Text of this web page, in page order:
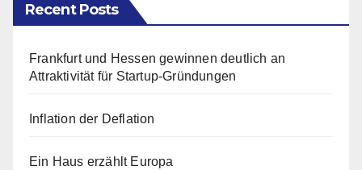
Recent Posts
Frankfurt und Hessen gewinnen deutlich an
Attraktivität für Startup-Gründungen
Inflation der Deflation
Ein Haus erzählt Europa